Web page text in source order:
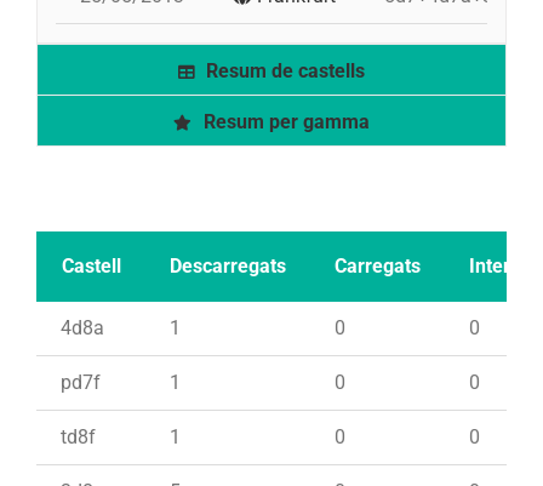
Resum de castells
Resum per gamma
Castell Descarregats Carregats Intents
4d8a 1 0 0
pd7f 1 0 0
td8f 1 0 0